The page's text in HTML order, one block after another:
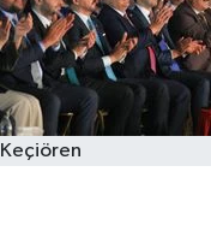
Keçiören